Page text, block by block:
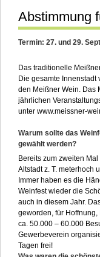
Abstimmung
Termin: 27. und 29.
Das traditionelle
Die gesamte
den Meißner Wein. Das
jährlichen
unter www.meissner-
Warum sollte das
gewählt werden?
Bereits zum zweiten
Altstadt z. T. meterhoch
Immer haben es die
Weinfest wieder die
auch in diesem Jahr.
geworden, für
ca. 50.000 – 60.000
Gewerbeverein
Tagen frei!